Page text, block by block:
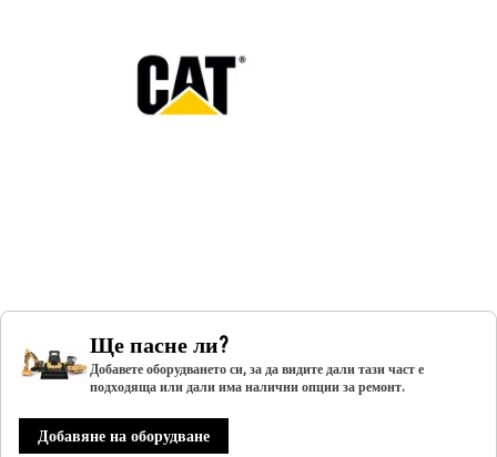
Ще пасне ли?
Добавете оборудването си, за да видите дали тази част е
подходяща или дали има налични опции за ремонт.
Добавяне на оборудване